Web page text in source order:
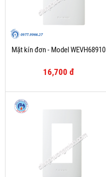
Mặt kín đơn - Model WEVH68910
16,700 đ